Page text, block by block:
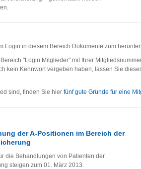
Login in diesem Bereich Dokumente zum
"Login Mitglieder" mit Ihrer
kein Kennwort vergeben haben, lassen Sie
sind, finden Sie hier fünf gute Gründe für eine
der A-Positionen im Bereich der
die Behandlungen von Patienten der
steigen zum 01. März 2013.